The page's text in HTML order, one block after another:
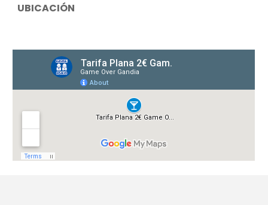
UBICACIÓN